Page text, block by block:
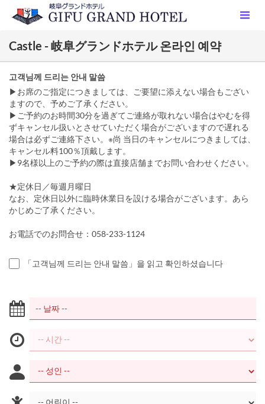
Castle - 岐阜グランドホテル 온라인 예약
고객님께 드리는 안내 말씀
▶お席のご指定につきましては、ご要望に添えない場合もござい
ますので、予めご了承ください。
▶ご予約のお時間30分を過ぎてご連絡が取れない場合はやむを得
ずキャンセル扱いとさせていただく場合がございますので遅れる
場合は必ずご連絡下さい。※尚 当日のキャンセルにつきましては、
キャンセル料100％頂戴します。
▶9名様以上のご予約の際は直接店舗までお問い合わせください。
★定休日／毎週月曜日
なお、定休日以外に臨時休業日を設ける場合がございます。あら
かじめご了承ください。
お電話でのお問合せ：058-233-1124
「고객님께 드리는 안내 말씀」을 읽고 확인하셨습니다